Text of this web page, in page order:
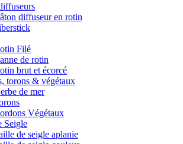
diffuseur en rotin
Filé
de rotin
brut et écorcé
torons & végétaux
de mer
Végétaux
Seigle
de seigle aplanie